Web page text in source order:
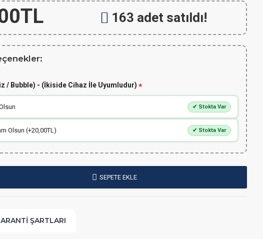
163 adet satıldı!
/ Bubble) - (İkiside Cihaz İle Uyumludur)
✔ Stokta Var
Olsun (+20,00TL) ✔ Stokta Var
SEPETE EKLE
ŞARTLARI